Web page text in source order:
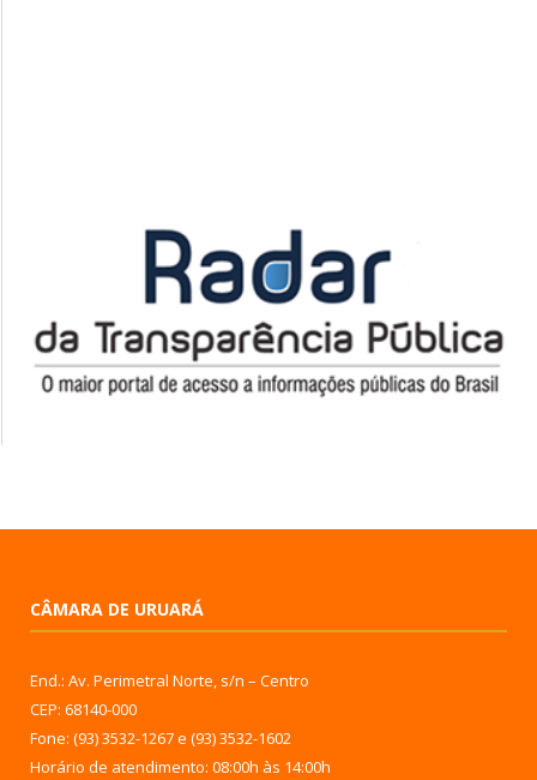
CÂMARA DE URUARÁ
End.: Av. Perimetral Norte, s/n – Centro
CEP: 68140-000
Fone: (93) 3532-1267 e (93) 3532-1602
Horário de atendimento: 08:00h às 14:00h